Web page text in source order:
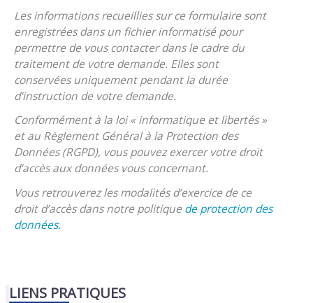
Les informations recueillies sur ce formulaire sont
enregistrées dans un fichier informatisé pour
permettre de vous contacter dans le cadre du
traitement de votre demande. Elles sont
conservées uniquement pendant la durée
d’instruction de votre demande.
Conformément à la loi « informatique et libertés »
et au Règlement Général à la Protection des
Données (RGPD), vous pouvez exercer votre droit
d’accès aux données vous concernant.
Vous retrouverez les modalités d’exercice de ce
droit d’accès dans notre politique de protection des
données.
LIENS PRATIQUES